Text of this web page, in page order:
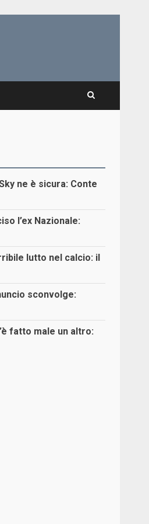
ne è sicura: Conte
l’ex Nazionale:
lutto nel calcio: il
sconvolge:
fatto male un altro: